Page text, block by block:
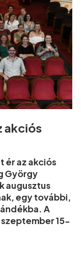
akciós
ér az akciós
György
augusztus
egy további,
A
15-